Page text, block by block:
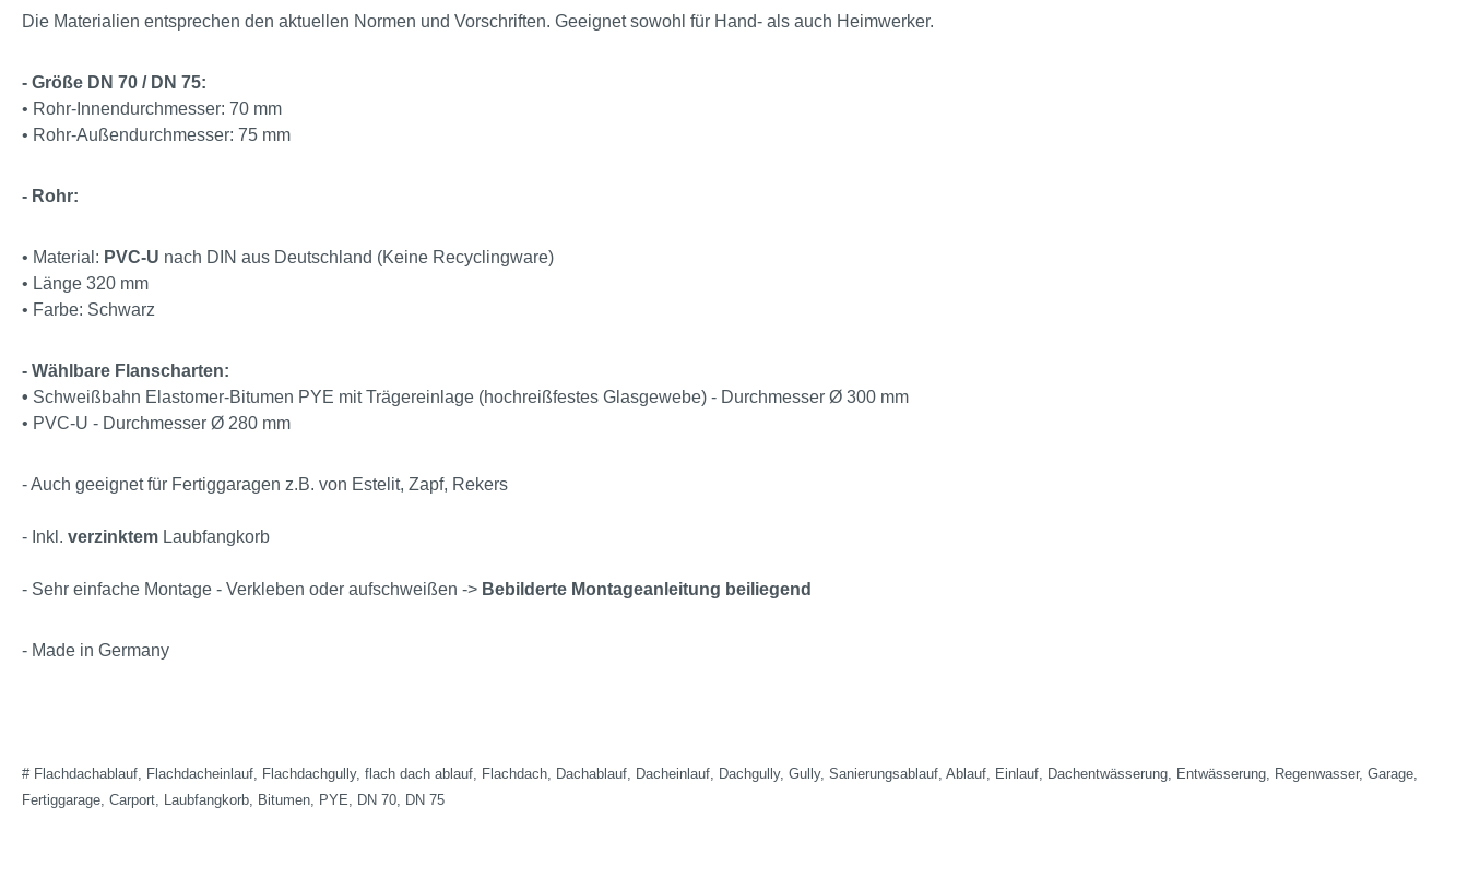
Die Materialien entsprechen den aktuellen Normen und Vorschriften. Geeignet sowohl für Hand- als auch Heimwerker.
- Größe DN 70 / DN 75:
• Rohr-Innendurchmesser: 70 mm
• Rohr-Außendurchmesser: 75 mm
- Rohr:
• Material: PVC-U nach DIN aus Deutschland (Keine Recyclingware)
• Länge 320 mm
• Farbe: Schwarz
- Wählbare Flanscharten:
• Schweißbahn Elastomer-Bitumen PYE mit Trägereinlage (hochreißfestes Glasgewebe) - Durchmesser Ø 300 mm
• PVC-U - Durchmesser Ø 280 mm
- Auch geeignet für Fertiggaragen z.B. von Estelit, Zapf, Rekers
- Inkl. verzinktem Laubfangkorb
- Sehr einfache Montage - Verkleben oder aufschweißen -> Bebilderte Montageanleitung beiliegend
- Made in Germany
# Flachdachablauf, Flachdacheinlauf, Flachdachgully, flach dach ablauf, Flachdach, Dachablauf, Dacheinlauf, Dachgully, Gully, Sanierungsablauf, Ablauf, Einlauf, Dachentwässerung, Entwässerung, Regenwasser, Garage,
Fertiggarage, Carport, Laubfangkorb, Bitumen, PYE, DN 70, DN 75